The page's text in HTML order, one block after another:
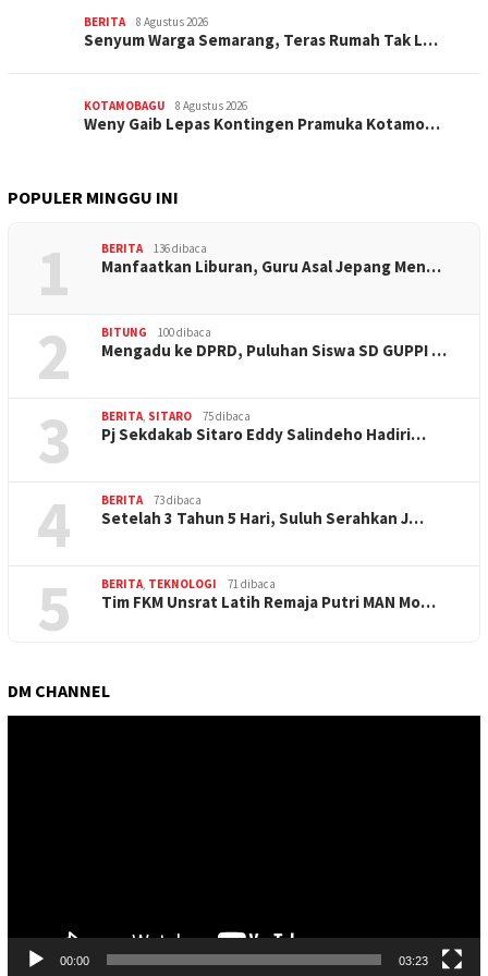
BERITA 8 Agustus 2026
Senyum Warga Semarang, Teras Rumah Tak L…
KOTAMOBAGU 8 Agustus 2026
Weny Gaib Lepas Kontingen Pramuka Kotamo…
POPULER MINGGU INI
1 BERITA 136 dibaca
Manfaatkan Liburan, Guru Asal Jepang Men…
2 BITUNG 100 dibaca
Mengadu ke DPRD, Puluhan Siswa SD GUPPI …
3 BERITA, SITARO 75 dibaca
Pj Sekdakab Sitaro Eddy Salindeho Hadiri…
4 BERITA 73 dibaca
Setelah 3 Tahun 5 Hari, Suluh Serahkan J…
5 BERITA, TEKNOLOGI 71 dibaca
Tim FKM Unsrat Latih Remaja Putri MAN Mo…
DM CHANNEL
00:00 03:23